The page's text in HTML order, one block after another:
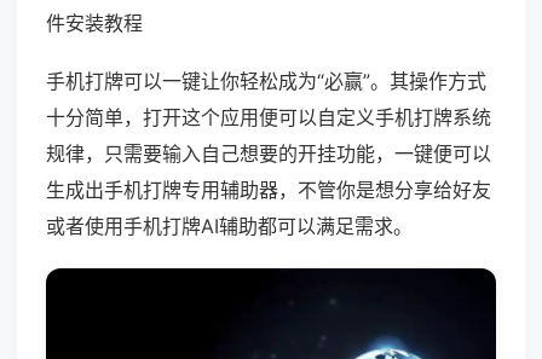
件安装教程
手机打牌可以一键让你轻松成为“必赢”。其操作方式
十分简单，打开这个应用便可以自定义手机打牌系统
规律，只需要输入自己想要的开挂功能，一键便可以
生成出手机打牌专用辅助器，不管你是想分享给好友
或者使用手机打牌AI辅助都可以满足需求。